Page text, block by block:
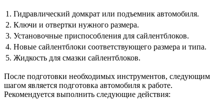
1. Гидравлический домкрат или подъемник автомобиля.
2. Ключи и отвертки нужного размера.
3. Установочные приспособления для сайлентблоков.
4. Новые сайлентблоки соответствующего размера и типа.
5. Жидкость для смазки сайлентблоков.
После подготовки необходимых инструментов, следующим
шагом является подготовка автомобиля к работе.
Рекомендуется выполнить следующие действия: